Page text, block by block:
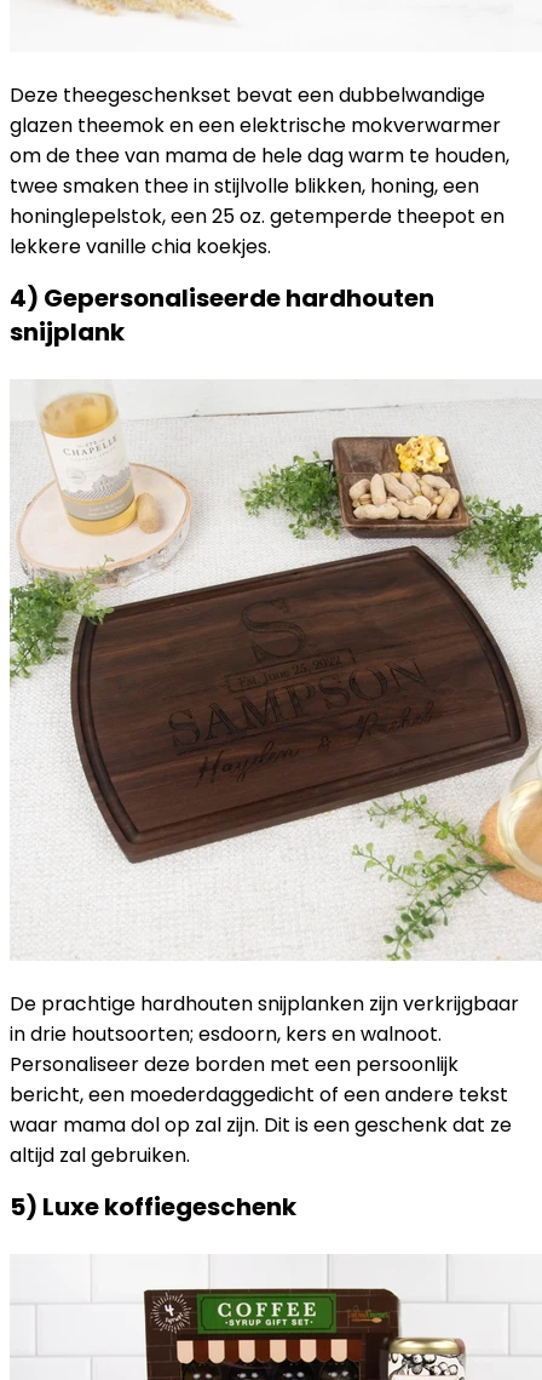
Deze theegeschenkset bevat een dubbelwandige
glazen theemok en een elektrische mokverwarmer
om de thee van mama de hele dag warm te houden,
twee smaken thee in stijlvolle blikken, honing, een
honinglepelstok, een 25 oz. getemperde theepot en
lekkere vanille chia koekjes.
4) Gepersonaliseerde hardhouten
snijplank
De prachtige hardhouten snijplanken zijn verkrijgbaar
in drie houtsoorten; esdoorn, kers en walnoot.
Personaliseer deze borden met een persoonlijk
bericht, een moederdaggedicht of een andere tekst
waar mama dol op zal zijn. Dit is een geschenk dat ze
altijd zal gebruiken.
5) Luxe koffiegeschenk